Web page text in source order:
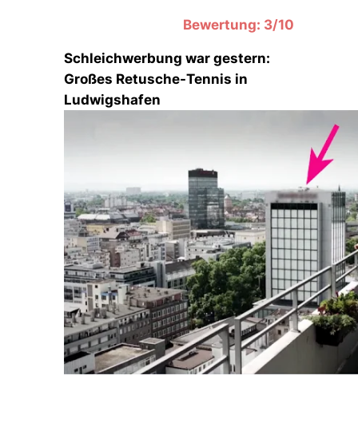
Bewertung: 3/10
Schleichwerbung war gestern:
Großes Retusche-Tennis in
Ludwigshafen